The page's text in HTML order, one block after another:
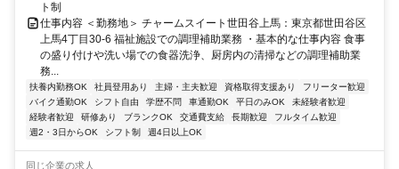
ト制
仕事内容 ＜勤務地＞ チャームスイート世田谷上馬：東京都世田谷区
上馬4丁目30-6 福祉施設での調理補助業務 ・基本的な仕事内容 食事
の盛り付けや洗い場での食器洗浄、厨房内の清掃などの調理補助業
務...
扶養内勤務OK 社員登用あり 主婦・主夫歓迎 資格取得支援あり
フリーター歓迎
バイク通勤OK
シフト自由 学歴不問 車通勤OK 平日のみOK
未経験者歓迎
経験者歓迎
研修あり ブランクOK 交通費支給 長期歓迎
フルタイム歓迎
週2・3日からOK
シフト制 週4日以上OK
同じ企業の求人